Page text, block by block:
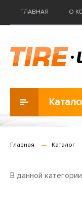
ГЛАВНАЯ О
Главная Каталог
В данной